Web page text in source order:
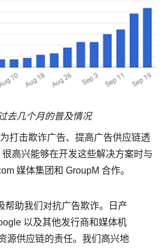
去几个月的普及情况
打击欺诈广告、提高广告供应链透
高兴能够在开发这些解决方案时与
媒体集团和 GroupM 合作。
帮助我们对抗广告欺诈。日产
以及其他发行商和媒体机
源供应链的责任。我们高兴地